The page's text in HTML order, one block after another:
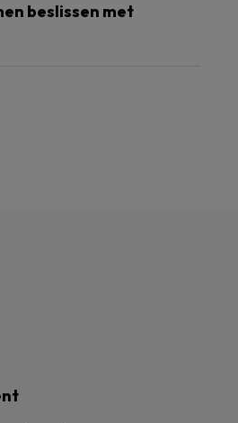
beslissen met